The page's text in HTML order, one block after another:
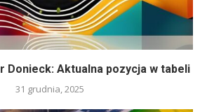
Donieck: Aktualna pozycja w tabeli
31 grudnia, 2025